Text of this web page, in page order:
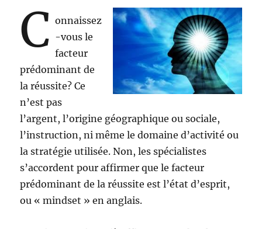
C onnaissez
-vous le
facteur
prédominant de
la réussite? Ce
n’est pas
l’argent, l’origine géographique ou sociale,
l’instruction, ni même le domaine d’activité ou
la stratégie utilisée. Non, les spécialistes
s’accordent pour affirmer que le facteur
prédominant de la réussite est l’état d’esprit,
ou « mindset » en anglais.